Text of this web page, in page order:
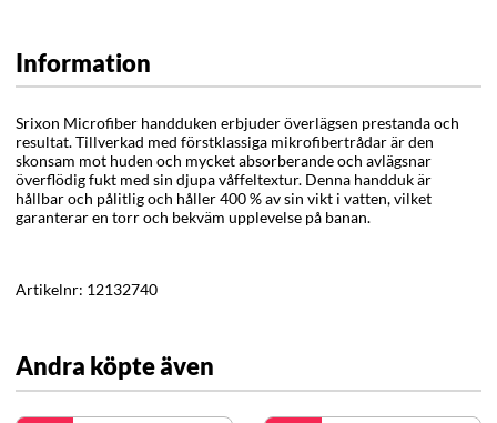
Information
Srixon Microfiber handduken erbjuder överlägsen prestanda och
resultat. Tillverkad med förstklassiga mikrofibertrådar är den
skonsam mot huden och mycket absorberande och avlägsnar
överflödig fukt med sin djupa våffeltextur. Denna handduk är
hållbar och pålitlig och håller 400 % av sin vikt i vatten, vilket
garanterar en torr och bekväm upplevelse på banan.
Artikelnr: 12132740
Andra köpte även